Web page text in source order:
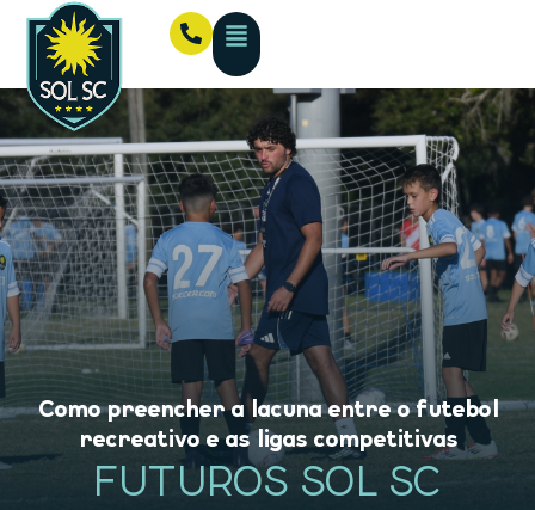
Como preencher a lacuna entre o futebol
recreativo e as ligas competitivas
FUTUROS SOL SC